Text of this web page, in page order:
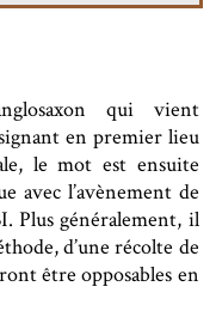
qui vient
en premier lieu
le mot est ensuite
avec l’avènement de
Plus généralement, il
d’une récolte de
être opposables en